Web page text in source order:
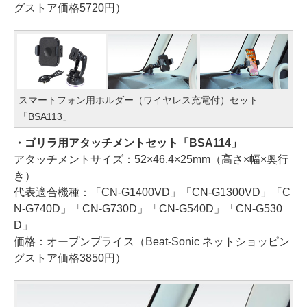
グストア価格5720円）
スマートフォン用ホルダー（ワイヤレス充電付）セット
「BSA113」
・ゴリラ用アタッチメントセット「BSA114」
アタッチメントサイズ：52×46.4×25mm（高さ×幅×奥行
き）
代表適合機種：「CN-G1400VD」「CN-G1300VD」「C
N-G740D」「CN-G730D」「CN-G540D」「CN-G530
D」
価格：オープンプライス（Beat-Sonic ネットショッピン
グストア価格3850円）